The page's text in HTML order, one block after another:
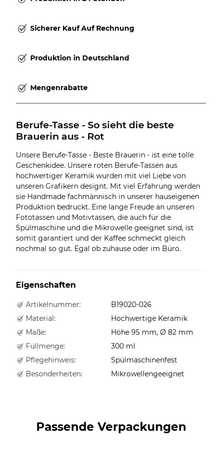
Sicherer Kauf Auf Rechnung
Produktion in Deutschland
Mengenrabatte
Berufe-Tasse - So sieht die beste
Brauerin aus - Rot
Unsere Berufe-Tasse - Beste Brauerin - ist eine tolle
Geschenkidee. Unsere roten Berufe-Tassen aus
hochwertiger Keramik wurden mit viel Liebe von
unseren Grafikern designt. Mit viel Erfahrung werden
sie Handmade fachmännisch in unserer hauseigenen
Produktion bedruckt. Eine lange Freude an unseren
Fototassen und Motivtassen, die auch für die
Spülmaschine und die Mikrowelle geeignet sind, ist
somit garantiert und der Kaffee schmeckt gleich
nochmal so gut. Egal ob zuhause oder im Büro.
Eigenschaften
Artikelnummer:
B19020-026
Material:
Hochwertige Keramik
Maße:
Höhe 95 mm, Ø 82 mm
Füllmenge:
300 ml
Pflegehinweis:
Spülmaschinenfest
Besonderheiten:
Mikrowellengeeignet
Passende Verpackungen